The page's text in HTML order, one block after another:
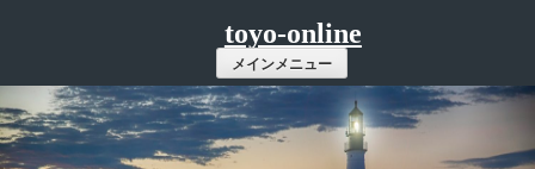
ツ
へ
toyo-online
メインメニュー